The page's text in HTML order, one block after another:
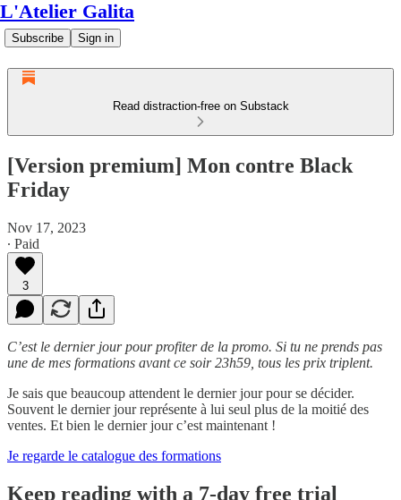
L'Atelier Galita
Subscribe Sign in
Read distraction-free on Substack
[Version premium] Mon contre Black
Friday
Nov 17, 2023
∙ Paid
3
C’est le dernier jour pour profiter de la promo. Si tu ne prends pas
une de mes formations avant ce soir 23h59, tous les prix triplent.
Je sais que beaucoup attendent le dernier jour pour se décider.
Souvent le dernier jour représente à lui seul plus de la moitié des
ventes. Et bien le dernier jour c’est maintenant !
Je regarde le catalogue des formations
Keep reading with a 7-day free trial